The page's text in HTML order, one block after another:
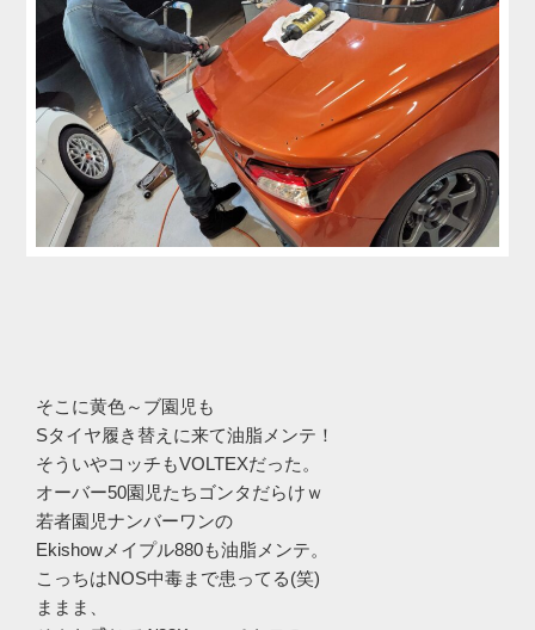
そこに黄色～ブ園児も
Sタイヤ履き替えに来て油脂メンテ！
そういやコッチもVOLTEXだった。
オーバー50園児たちゴンタだらけｗ
若者園児ナンバーワンの
Ekishowメイプル880も油脂メンテ。
こっちはNOS中毒まで患ってる(笑)
ままま、